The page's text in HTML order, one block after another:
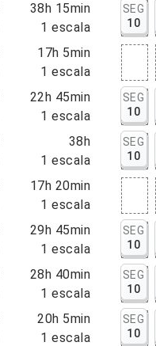
38h 15min
1 escala
SEG
10
17h 5min
1 escala
22h 45min
1 escala
SEG
10
38h
1 escala
SEG
10
17h 20min
1 escala
29h 45min
1 escala
SEG
10
28h 40min
1 escala
SEG
10
20h 5min
1 escala
SEG
10